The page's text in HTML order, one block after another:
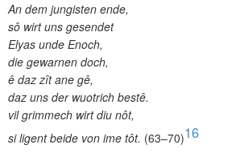
An dem jungisten ende,
sô wirt uns gesendet
Elyas unde Enoch,
die gewarnen doch,
ê daz zît ane gê,
daz uns der wuotrich bestê.
vil grimmech wirt diu nôt,
si ligent beide von ime tôt. (63–70)16